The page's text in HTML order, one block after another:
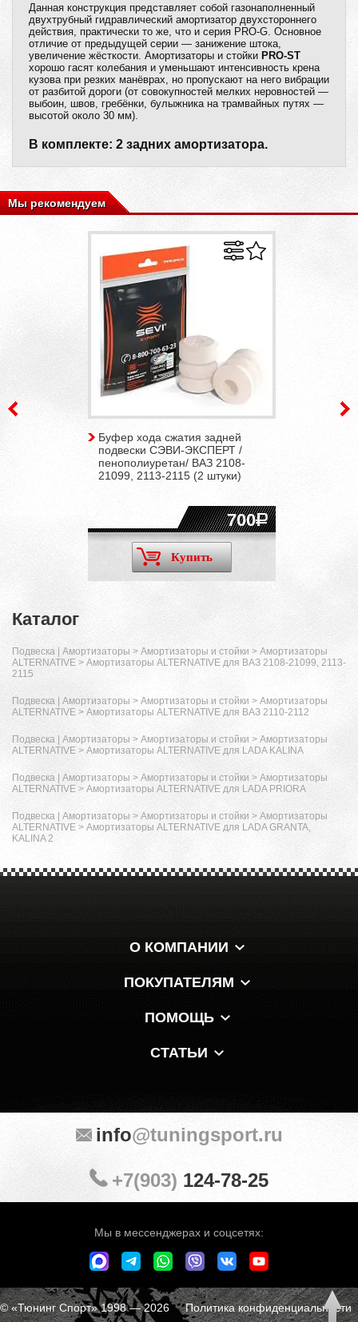
Данная конструкция представляет собой газонаполненный
двухтрубный гидравлический амортизатор двухстороннего
действия, практически то же, что и серия PRO-G. Основное
отличие от предыдущей серии — занижение штока,
увеличение жёсткости. Амортизаторы и стойки PRO-ST
хорошо гасят колебания и уменьшают интенсивность крена
кузова при резких манёврах, но пропускают на него вибрации
от разбитой дороги (от совокупностей мелких неровностей —
выбоин, швов, гребёнки, булыжника на трамвайных путях —
высотой около 30 мм).
В комплекте: 2 задних амортизатора.
Мы рекомендуем
Буфер хода сжатия задней
подвески СЭВИ-ЭКСПЕРТ /
пенополиуретан/ ВАЗ 2108-
21099, 2113-2115 (2 штуки)
700
Купить
Каталог
Подвеска | Амортизаторы > Амортизаторы и стойки > Амортизаторы
ALTERNATIVE > Амортизаторы ALTERNATIVE для ВАЗ 2108-21099, 2113-
2115
Подвеска | Амортизаторы > Амортизаторы и стойки > Амортизаторы
ALTERNATIVE > Амортизаторы ALTERNATIVE для ВАЗ 2110-2112
Подвеска | Амортизаторы > Амортизаторы и стойки > Амортизаторы
ALTERNATIVE > Амортизаторы ALTERNATIVE для LADA KALINA
Подвеска | Амортизаторы > Амортизаторы и стойки > Амортизаторы
ALTERNATIVE > Амортизаторы ALTERNATIVE для LADA PRIORA
Подвеска | Амортизаторы > Амортизаторы и стойки > Амортизаторы
ALTERNATIVE > Амортизаторы ALTERNATIVE для LADA GRANTA,
KALINA 2
О КОМПАНИИ
ПОКУПАТЕЛЯМ
ПОМОЩЬ
СТАТЬИ
Мы в мессенджерах и соцсетях:
info@tuningsport.ru
+7(903) 124-78-25
© «Тюнинг Спорт» 1998 — 2026Политика конфиденциальности